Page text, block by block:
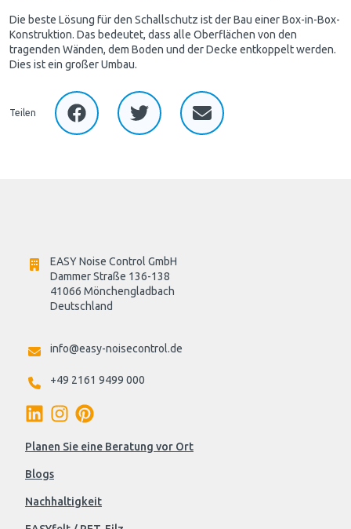
Die beste Lösung für den Schallschutz ist der Bau einer Box-in-Box-
Konstruktion. Das bedeutet, dass alle Oberflächen von den
tragenden Wänden, dem Boden und der Decke entkoppelt werden.
Dies ist ein großer Umbau.
Teilen
EASY Noise Control GmbH
Dammer Straße 136-138
41066 Mönchengladbach
Deutschland
info@easy-noisecontrol.de
+49 2161 9499 000
Planen Sie eine Beratung vor Ort
Blogs
Nachhaltigkeit